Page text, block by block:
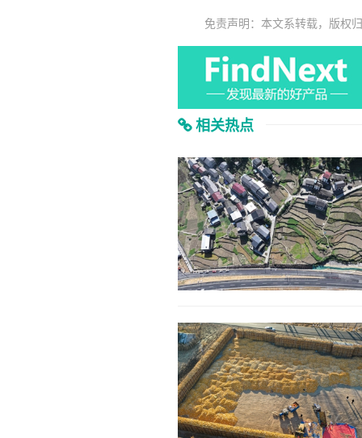
免责声明：本文系转载，版权
相关热点